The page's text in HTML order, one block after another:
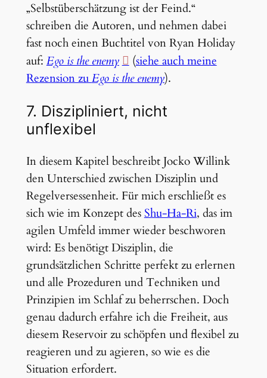
„Selbstüberschätzung ist der Feind.“
schreiben die Autoren, und nehmen dabei
fast noch einen Buchtitel von Ryan Holiday
auf: Ego is the enemy (siehe auch meine
Rezension zuEgo is the enemy).
7. Diszipliniert, nicht
unflexibel
In diesem Kapitel beschreibt Jocko Willink
den Unterschied zwischen Disziplin und
Regelversessenheit. Für mich erschließt es
sich wie im Konzept desShu-Ha-Ri, das im
agilen Umfeld immer wieder beschworen
wird: Es benötigt Disziplin, die
grundsätzlichen Schritte perfekt zu erlernen
und alle Prozeduren und Techniken und
Prinzipien im Schlaf zu beherrschen. Doch
genau dadurch erfahre ich die Freiheit, aus
diesem Reservoir zu schöpfen und flexibel zu
reagieren und zu agieren, so wie es die
Situation erfordert.